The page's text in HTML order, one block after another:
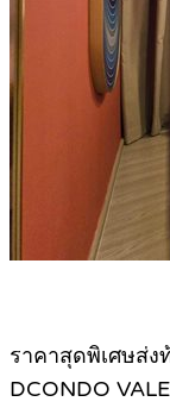
ราคาสุดพิเศษส่
DCONDO